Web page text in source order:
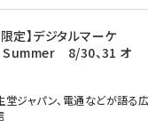
定】デジタルマーケ
Summer 8/30、31 オ
堂ジャパン、電通などが語る